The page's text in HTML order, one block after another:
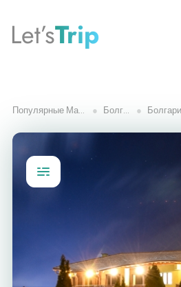
Let’sTrip
Популярные Маршруты Болгария Болгария